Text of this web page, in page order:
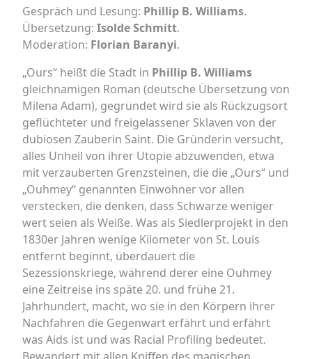
Gespräch und Lesung: Phillip B. Williams.
Übersetzung: Isolde Schmitt.
Moderation: Florian Baranyi.
„Ours“ heißt die Stadt in Phillip B. Williams
gleichnamigen Roman (deutsche Übersetzung von
Milena Adam), gegründet wird sie als Rückzugsort
geflüchteter und freigelassener Sklaven von der
dubiosen Zauberin Saint. Die Gründerin versucht,
alles Unheil von ihrer Utopie abzuwenden, etwa
mit verzauberten Grenzsteinen, die die „Ours“ und
„Ouhmey“ genannten Einwohner vor allen
verstecken, die denken, dass Schwarze weniger
wert seien als Weiße. Was als Siedlerprojekt in den
1830er Jahren wenige Kilometer von St. Louis
entfernt beginnt, überdauert die
Sezessionskriege, während derer eine Ouhmey
eine Zeitreise ins späte 20. und frühe 21.
Jahrhundert, macht, wo sie in den Körpern ihrer
Nachfahren die Gegenwart erfährt und erfährt
was Aids ist und was Racial Profiling bedeutet.